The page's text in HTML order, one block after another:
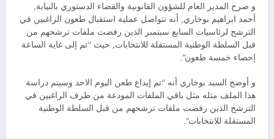
و صرح المدير العام للشؤون القانونية والقضاء الدستوري بالنيابة,
أحمد ابراهيم بوخاري, أنه تتواصل عملية استقبال طعون الراغبين في
الترشح لرئاسيات السابع سبتمبر الذين رفضت ملفات ترشحهم من
قبل السلطة الوطنية المستقلة للانتخابات, حيث “تم إلى غاية الساعة
إحصاء خمسة طعون”.
و أوضح السيد بوخاري أنه “تم إيداع طعن اليوم الاحد وسيتم دراسة
هذا الملف مثله مثل باقي الملفات المودعة من طرف الراغبين في
الترشح الذين رفضت ملفات ترشحهم من قبل السلطة الوطنية
المستقلة للانتخابات”.